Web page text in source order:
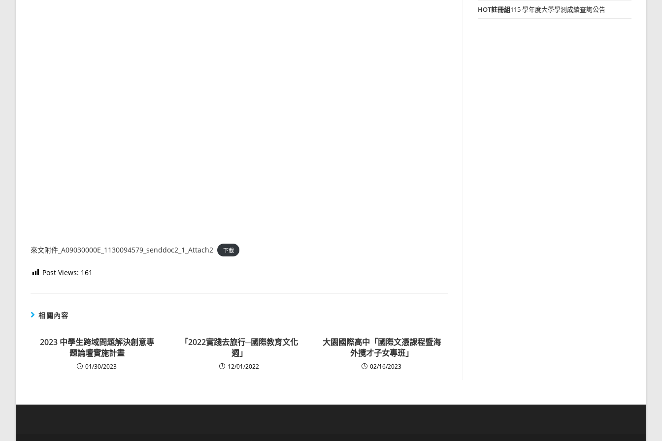
來文附件_A09030000E_1130094579_senddoc2_1_Attach2 下載
Post Views: 161
相關內容
2023 中學生跨域問題解決創意專
題論壇實施計畫
01/30/2023
「2022實踐去旅行─國際教育文化
週」
12/01/2022
大園國際高中「國際文憑課程暨海
外攬才子女專班」
02/16/2023
HOT註冊組115 學年度大學學測成績查詢公告